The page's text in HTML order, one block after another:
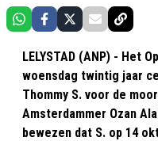
LELYSTAD (ANP) - Het
woensdag twintig jaar
Thommy S. voor de
Amsterdammer Ozan
bewezen dat S. op 14